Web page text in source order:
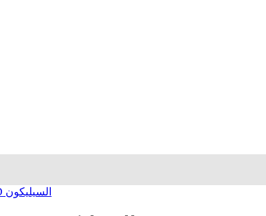
ساعة معصم تیمبرلند TIMBERLAND السيليكون